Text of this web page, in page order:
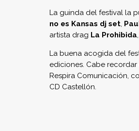
La guinda del festival la
no es Kansas dj set,
artista drag La Prohibida
La buena acogida del
ediciones. Cabe
Respira Comunicación,
CD Castellón.